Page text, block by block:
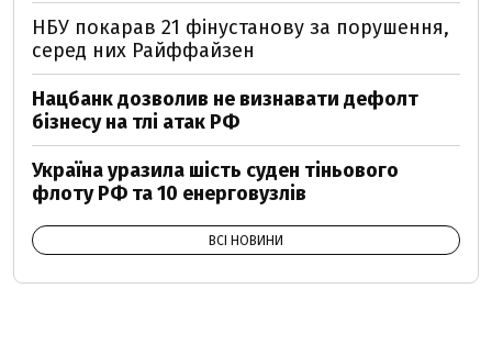
НБУ покарав 21 фінустанову за порушення,
серед них Райффайзен
Нацбанк дозволив не визнавати дефолт
бізнесу на тлі атак РФ
Україна уразила шість суден тіньового
флоту РФ та 10 енерговузлів
ВСІ НОВИНИ